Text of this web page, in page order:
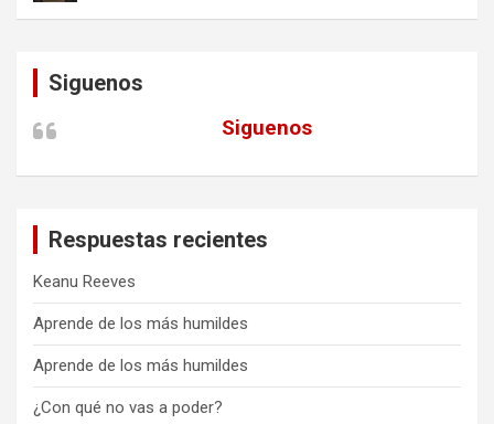
Siguenos
Siguenos
Respuestas recientes
Keanu Reeves
Aprende de los más humildes
Aprende de los más humildes
¿Con qué no vas a poder?